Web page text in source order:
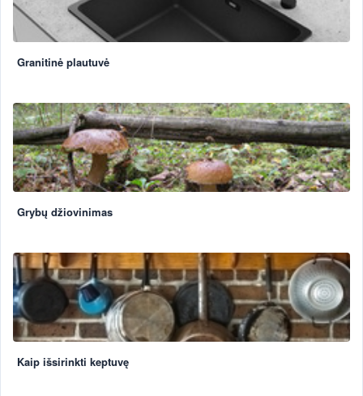
Granitinė plautuvė
Grybų džiovinimas
Kaip išsirinkti keptuvę